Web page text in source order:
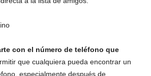
con el número de teléfono que
que cualquiera pueda encontrar un
especialmente después de